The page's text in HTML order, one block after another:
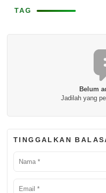
TAG
Belum
Jadilah yang
TINGGALKAN